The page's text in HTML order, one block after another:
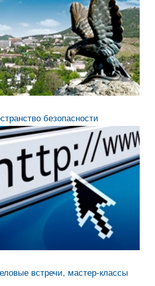
Правительства Республики
Мусуков,
Правительства Кабардино-
Республики
безопасности
встречи, мастер-классы